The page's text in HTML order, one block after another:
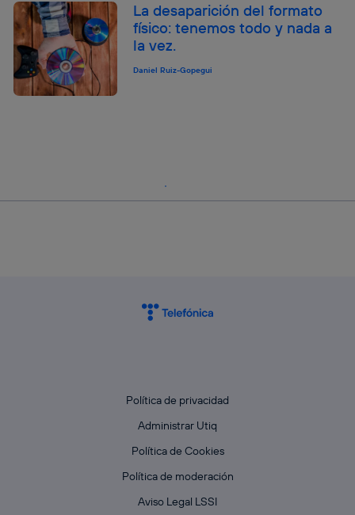
La desaparición del formato
físico: tenemos todo y nada a
la vez.
Daniel Ruiz-Gopegui
Política de privacidad
Administrar Utiq
Política de Cookies
Política de moderación
Aviso Legal LSSI